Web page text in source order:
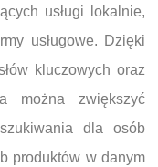
usługi lokalnie,
usługowe. Dzięki
kluczowych oraz
można zwiększyć
dla osób
produktów w danym